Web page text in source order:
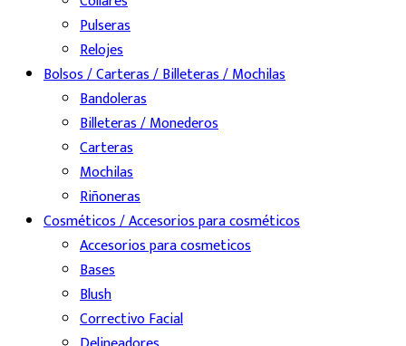
Pulseras
Relojes
Bolsos / Carteras / Billeteras / Mochilas
Bandoleras
Billeteras / Monederos
Carteras
Mochilas
Riñoneras
Cosméticos / Accesorios para cosméticos
Accesorios para cosmeticos
Bases
Blush
Correctivo Facial